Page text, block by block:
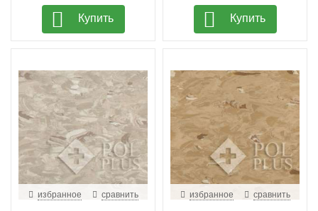
Купить Купить
избранное сравнить избранное сравнить